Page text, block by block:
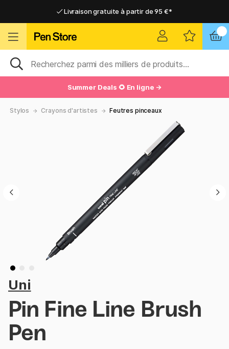
Livraison gratuite à partir de 95 €*
Livraison domicile ou point relais
Livraison gratuite à partir de 95 €*
Livraison domicile ou point relais
Summer Deals 🌻 En ligne →
Stylos Crayons d'artistes Feutres pinceaux
Uni
Pin Fine Line Brush
Pen